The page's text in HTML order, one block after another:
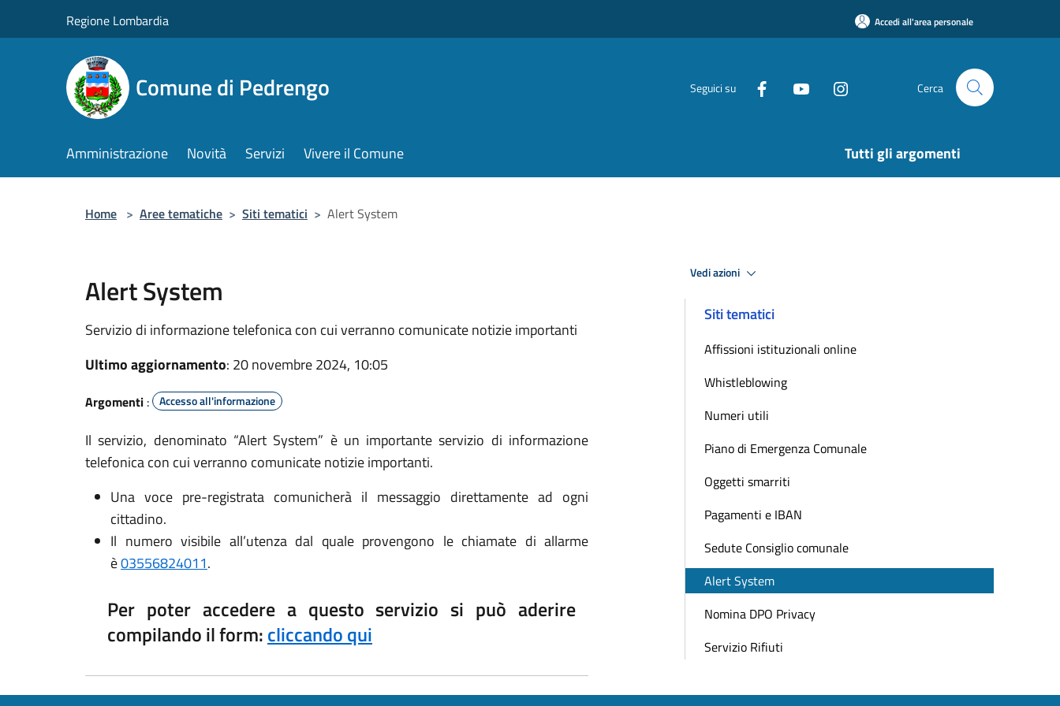
Regione Lombardia Accedi all'area personale
Comune di Pedrengo Seguici su Cerca
Amministrazione Novità Servizi Vivere il Comune Tutti gli argomenti
Home > Aree tematiche > Siti tematici > Alert System
Alert System
Servizio di informazione telefonica con cui verranno comunicate notizie importanti
Ultimo aggiornamento: 20 novembre 2024, 10:05
Argomenti : Accesso all'informazione
Il servizio, denominato “Alert System” è un importante servizio di informazione
telefonica con cui verranno comunicate notizie importanti.
Una voce pre-registrata comunicherà il messaggio direttamente ad ogni
cittadino.
Il numero visibile all’utenza dal quale provengono le chiamate di allarme
è03556824011.
Per poter accedere a questo servizio si può aderire
compilando il form:cliccando qui
Vedi azioni
Siti tematici
Affissioni istituzionali online
Whistleblowing
Numeri utili
Piano di Emergenza Comunale
Oggetti smarriti
Pagamenti e IBAN
Sedute Consiglio comunale
Alert System
Nomina DPO Privacy
Servizio Rifiuti